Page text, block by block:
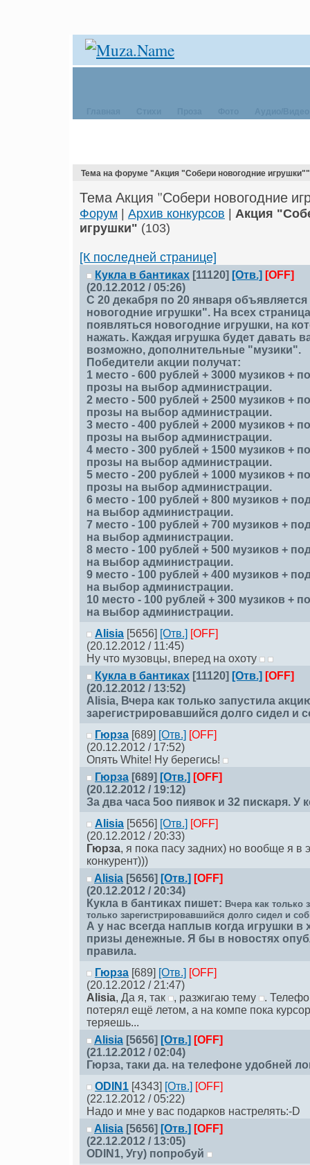
Тема на форуме "Акция "Собери новогодние игрушки""
Тема Акция "Собери новогодние
Форум Архив конкурсов
Акция
игрушки" (103)
[К последней странице]
Кукла в бантиках [11120] [Отв.] [OFF]
(20.12.2012 / 05:26)
С 20 декабря по 20 января
новогодние игрушки". На всех
появляться новогодние игрушки, на
нажать. Каждая игрушка будет давать
возможно, дополнительные "музики".
Победители акции получат:
1 место - 600 рублей + 3000 музиков +
прозы на выбор администрации.
2 место - 500 рублей + 2500 музиков +
прозы на выбор администрации.
3 место - 400 рублей + 2000 музиков +
прозы на выбор администрации.
4 место - 300 рублей + 1500 музиков +
прозы на выбор администрации.
5 место - 200 рублей + 1000 музиков +
прозы на выбор администрации.
6 место - 100 рублей + 800 музиков +
на выбор администрации.
7 место - 100 рублей + 700 музиков +
на выбор администрации.
8 место - 100 рублей + 500 музиков +
на выбор администрации.
9 место - 100 рублей + 400 музиков +
на выбор администрации.
10 место - 100 рублей + 300 музиков +
на выбор администрации.
Alisia [5656] [Отв.] [OFF]
(20.12.2012 / 11:45)
Ну что музовцы, вперед на охоту
Кукла в бантиках [11120] [Отв.] [OFF]
(20.12.2012 / 13:52)
Alisia, Вчера как только запустила
зарегистрировавшийся долго сидел и
Гюрза [689] [Отв.] [OFF]
(20.12.2012 / 17:52)
Опять White! Ну берегись!
Гюрза [689] [Отв.] [OFF]
(20.12.2012 / 19:12)
За два часа 5оо пиявок и 32 пискаря. У
Alisia [5656] [Отв.] [OFF]
(20.12.2012 / 20:33)
Гюрза, я пока пасу задних) но вообще я в
конкурент)))
Alisia [5656] [Отв.] [OFF]
(20.12.2012 / 20:34)
Кукла в бантиках пишет: Вчера как только
только зарегистрировавшийся долго сидел и
А у нас всегда наплыв когда игрушки в
призы денежные. Я бы в новостях
правила.
Гюрза [689] [Отв.] [OFF]
(20.12.2012 / 21:47)
Alisia, Да я, так , разжигаю тему
.
потерял ещё летом, а на компе пока
теряешь...
Alisia [5656] [Отв.] [OFF]
(21.12.2012 / 02:04)
Гюрза, таки да. на телефоне удобней
ODIN1 [4343] [Отв.] [OFF]
(22.12.2012 / 05:22)
Надо и мне у вас подарков настрелять:-D
Alisia [5656] [Отв.] [OFF]
(22.12.2012 / 13:05)
ODIN1, Угу) попробуй